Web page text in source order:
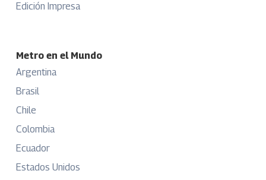
Edición Impresa
Metro en el Mundo
Argentina
Brasil
Chile
Colombia
Ecuador
Estados Unidos